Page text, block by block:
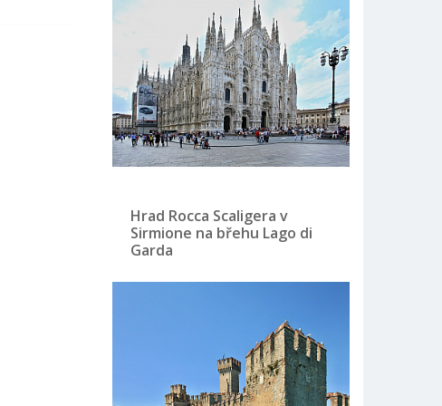
Hrad Rocca Scaligera v
Sirmione na břehu Lago di
Garda